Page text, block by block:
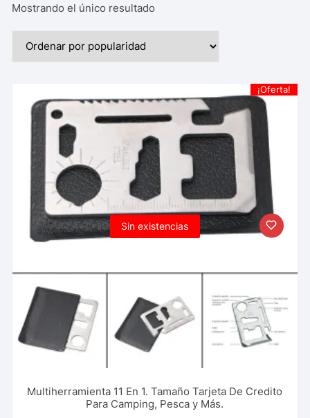
Mostrando el único resultado
Sin existencias
¡Oferta!
Multiherramienta 11 En 1. Tamaño Tarjeta De Credito
Para Camping, Pesca y Más.